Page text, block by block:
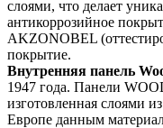
слоями, что делает
антикоррозийное
AKZONOBEL
покрытие.
Внутренняя панель
1947 года. Панели
изготовленная слоями
Европе данным